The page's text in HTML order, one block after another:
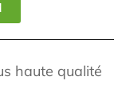
haute qualité